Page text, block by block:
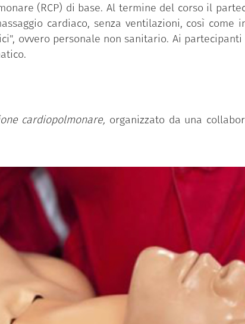
esercitazione su manichini.
(RCP) di base. Al termine del corso il
cardiaco, senza ventilazioni, così come
ovvero personale non sanitario. Ai
cardiopolmonare, organizzato da una